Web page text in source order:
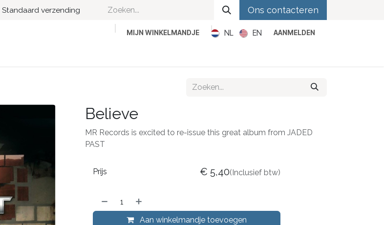
Standaard verzending Ons contacteren
MIJN WINKELMANDJE NL EN AANMELDEN
Believe
MR Records is excited to re-issue this great album from JADED
PAST
Aan winkelmandje toevoegen
Prijs € 5,40(Inclusief btw)